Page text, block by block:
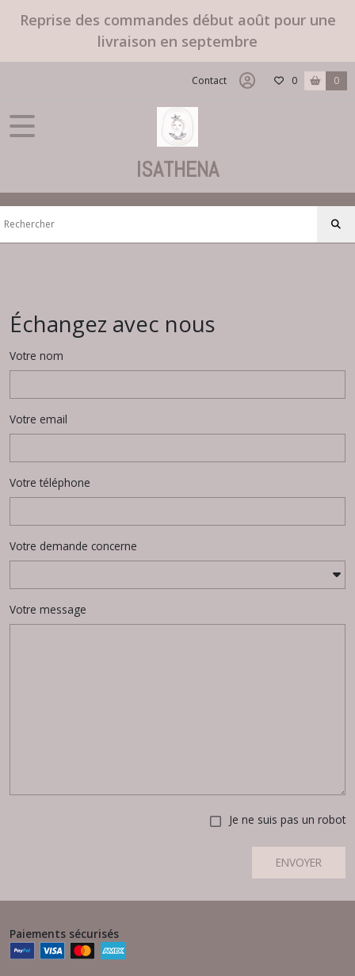
Reprise des commandes début août pour une
livraison en septembre
Contact 0 0
ISATHENA
Échangez avec nous
Votre nom
Votre email
Votre téléphone
Votre demande concerne
Votre message
Je ne suis pas un robot
ENVOYER
Paiements sécurisés